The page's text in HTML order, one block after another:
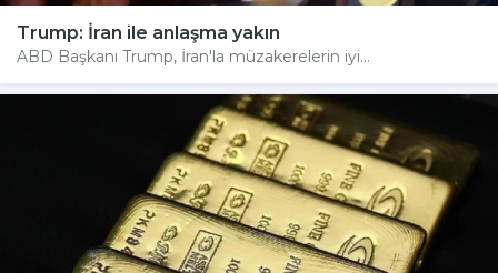
Trump: İran ile anlaşma yakın
ABD Başkanı Trump, İran'la müzakerelerin iyi...